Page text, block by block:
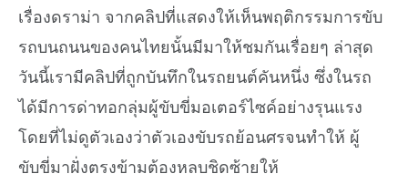
เรื่องดราม่า จากคลิปที่แสดงให้เห็นพฤติกรรมการขับ
รถบนถนนของคนไทยนั้นมีมาให้ชมกันเรื่อยๆ ล่าสุด
วันนี้เรามีคลิปที่ถูกบันทึกในรถยนต์คันหนึ่ง ซึ่งในรถ
ได้มีการด่าทอกลุ่มผู้ขับขี่มอเตอร์ไซค์อย่างรุนแรง
โดยที่ไม่ดูตัวเองว่าตัวเองขับรถย้อนศรจนทำให้ ผู้
ขับขี่มาฝั่งตรงข้ามต้องหลบชิดซ้ายให้